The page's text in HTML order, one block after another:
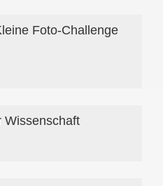
Foto-Challenge
Wissenschaft